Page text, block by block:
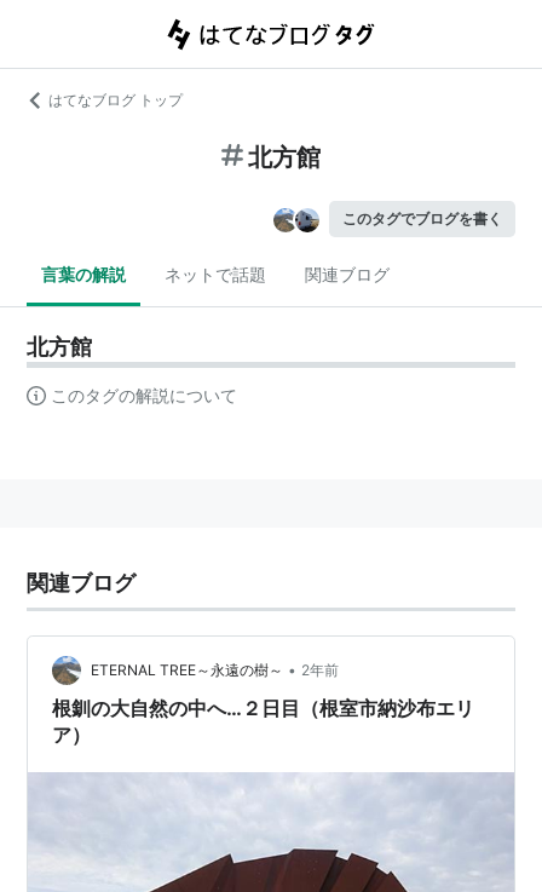
はてなブログ トップ
北方館
このタグでブログを書く
言葉の解説 ネットで話題 関連ブログ
北方館
このタグの解説について
関連ブログ
ETERNAL TREE～永遠の樹～ • 2年前
根釧の大自然の中へ…２日目（根室市納沙布エリ
ア）